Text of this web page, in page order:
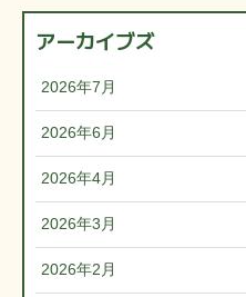
アーカイブズ
2026年7月
2026年6月
2026年4月
2026年3月
2026年2月